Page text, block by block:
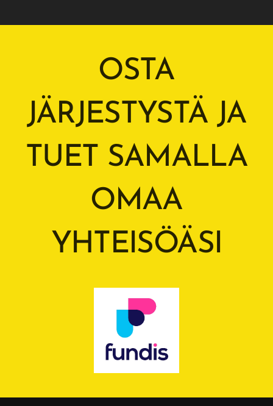
OSTA
JÄRJESTYSTÄ JA
TUET SAMALLA
OMAA
YHTEISÖÄSI